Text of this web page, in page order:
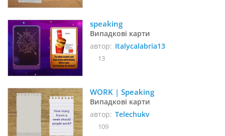
speaking
Випадкові карти
автор: Italycalabria13
13
WORK | Speaking
Випадкові карти
автор: Telechukv
109